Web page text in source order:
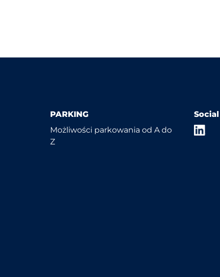
PARKING
Możliwości parkowania od A do
Z